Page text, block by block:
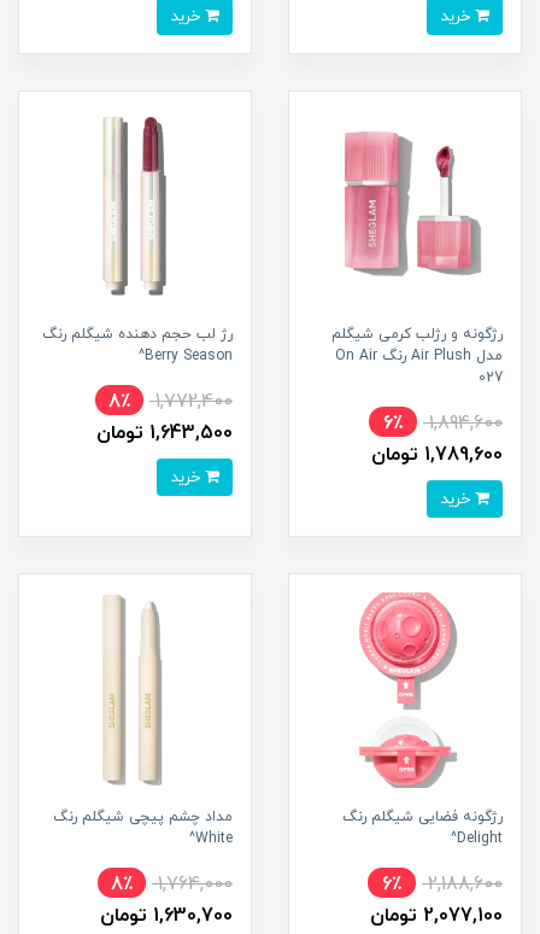
رژگونه و رژلب کرمی شیگلم
مدل Air Plush رنگ On Air
027
1,894,600
6٪
1,789,600 تومان
رژ لب حجم دهنده شیگلم رنگ
Berry Season^
1,772,400
8٪
1,643,500 تومان
رژگونه فضایی شیگلم رنگ
Delight^
2,188,600
6٪
2,077,100 تومان
مداد چشم پیچی شیگلم رنگ
White^
1,764,000
8٪
1,630,700 تومان